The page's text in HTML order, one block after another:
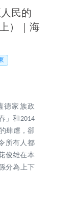
民的
）｜海
德家族政
」和2014
肆虐，卻
所有人都
俊雄在本
分為上下